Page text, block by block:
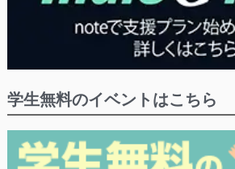
学生無料のイベントはこちら